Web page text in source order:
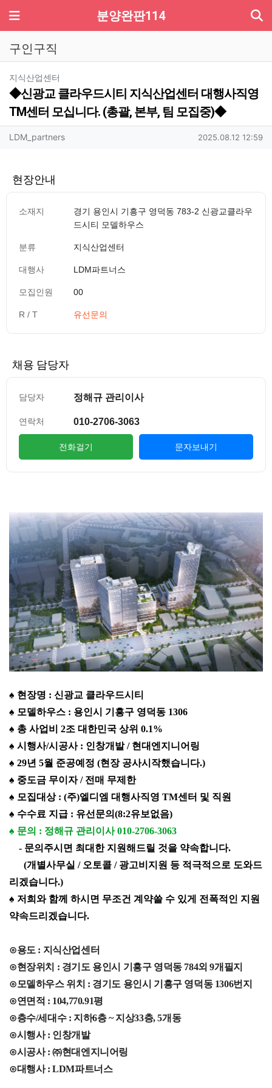
메뉴 분양완판114
구인구직
지식산업센터
◆신광교 클라우드시티 지식산업센터 대행사직영
TM센터 모십니다. (총괄, 본부, 팀 모집중)◆
작성자 정보
LDM_partners작성 작성일
2025.08.12 12:59
현장안내
소재지
경기 용인시 기흥구 영덕동 783-2 신광교클라우
드시티 모델하우스
분류 지식산업센터
대행사 LDM파트너스
모집인원 00
R / T 유선문의
채용 담당자
담당자 정해규 관리이사
연락처 010-2706-3063
전화걸기 문자보내기
본문
♠ 현장명 : 신광교 클라우드시티
♠ 모델하우스 : 용인시 기흥구 영덕동 1306
♠ 총 사업비 2조 대한민국 상위 0.1%
♠ 시행사/시공사 : 인창개발 / 현대엔지니어링
♠ 29년 5월 준공예정 (현장 공사시작했습니다.)
♠ 중도금 무이자 / 전매 무제한
♠ 모집대상 : (주)엘디엠 대행사직영 TM센터 및 직원
♠ 수수료 지급 : 유선문의(8:2유보없음)
♠ 문의 : 정해규 관리이사 010-2706-3063
- 문의주시면 최대한 지원해드릴 것을 약속합니다.
(개별사무실 / 오토콜 / 광고비지원 등 적극적으로 도와드
리겠습니다.)
♠ 저희와 함께 하시면 무조건 계약쓸 수 있게 전폭적인 지원
약속드리겠습니다.
⊙용도 : 지식산업센터
⊙현장위치 : 경기도 용인시 기흥구 영덕동 784외 9개필지
⊙모델하우스 위치 : 경기도 용인시 기흥구 영덕동 1306번지
⊙연면적 : 104,770.91평
⊙층수/세대수 : 지하6층 ~ 지상33층, 5개동
⊙시행사 : 인창개발
⊙시공사 : ㈜현대엔지니어링
⊙대행사 : LDM파트너스